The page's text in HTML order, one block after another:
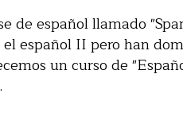
de español llamado
español II pero han
un curso de